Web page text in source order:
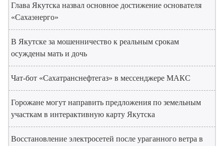
Глава Якутска назвал основное достижение основателя
«Сахаэнерго»
В Якутске за мошенничество к реальным срокам
осуждены мать и дочь
Чат-бот «Сахатранснефтегаз» в мессенджере МАКС
Горожане могут направить предложения по земельным
участкам в интерактивную карту Якутска
Восстановление электросетей после ураганного ветра в